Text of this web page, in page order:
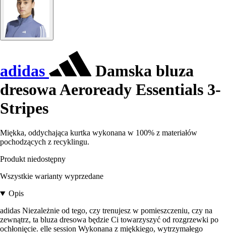
adidas
Damska bluza
dresowa Aeroready Essentials 3-
Stripes
Miękka, oddychająca kurtka wykonana w 100% z materiałów
pochodzących z recyklingu.
Produkt niedostępny
Wszystkie warianty wyprzedane
Opis
adidas Niezależnie od tego, czy trenujesz w pomieszczeniu, czy na
zewnątrz, ta bluza dresowa będzie Ci towarzyszyć od rozgrzewki po
ochłonięcie. elle session Wykonana z miękkiego, wytrzymałego